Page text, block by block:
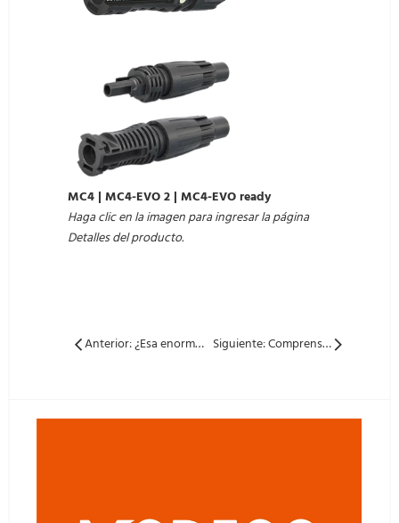
MC4 | MC4-EVO 2 | MC4-EVO ready
Haga clic en la imagen para ingresar la página
Detalles del producto.
Anterior: ¿Esa enorme factura de actualización de transformadores? Es posible que no tengas que pagarlo. Siguiente: Comprensión de la clasificación actual en Solar Panel s: etiquetas H, H, M y L